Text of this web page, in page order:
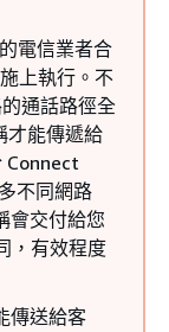
電信業者合
上執行。不
通話路徑全
才能傳遞給
Connect
不同網路
會交付給您
，有效程度
傳送給客